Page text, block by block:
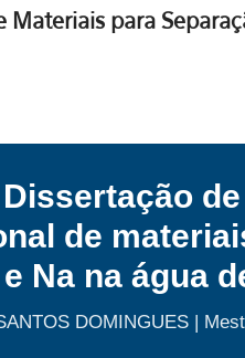
para
de
Na na água
DOMINGUES |